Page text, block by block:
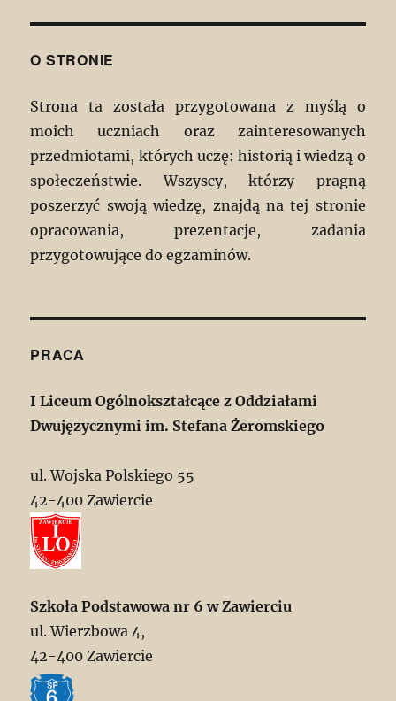
O STRONIE
Strona ta została przygotowana z myślą o
moich uczniach oraz zainteresowanych
przedmiotami, których uczę: historią i wiedzą o
społeczeństwie. Wszyscy, którzy pragną
poszerzyć swoją wiedzę, znajdą na tej stronie
opracowania, prezentacje, zadania
przygotowujące do egzaminów.
PRACA
I Liceum Ogólnokształcące z Oddziałami
Dwujęzycznymi im. Stefana Żeromskiego
ul. Wojska Polskiego 55
42-400 Zawiercie
Szkoła Podstawowa nr 6 w Zawierciu
ul. Wierzbowa 4,
42-400 Zawiercie